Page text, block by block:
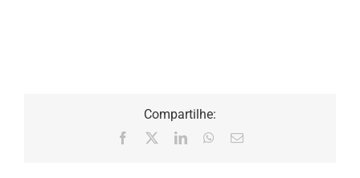
Compartilhe:
Facebook LinkedInWhatsApp
E-